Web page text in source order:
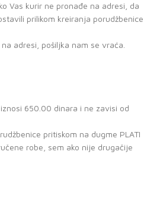
Vas kurir ne pronađe na adresi, da
prilikom kreiranja porudžbenice
adresi, pošiljka nam se vraća.
650.00 dinara i ne zavisi od
pritiskom na dugme PLATI
robe, sem ako nije drugačije